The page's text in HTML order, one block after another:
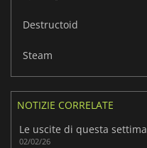
Destructoid
Steam
NOTIZIE CORRELATE
02/02/26